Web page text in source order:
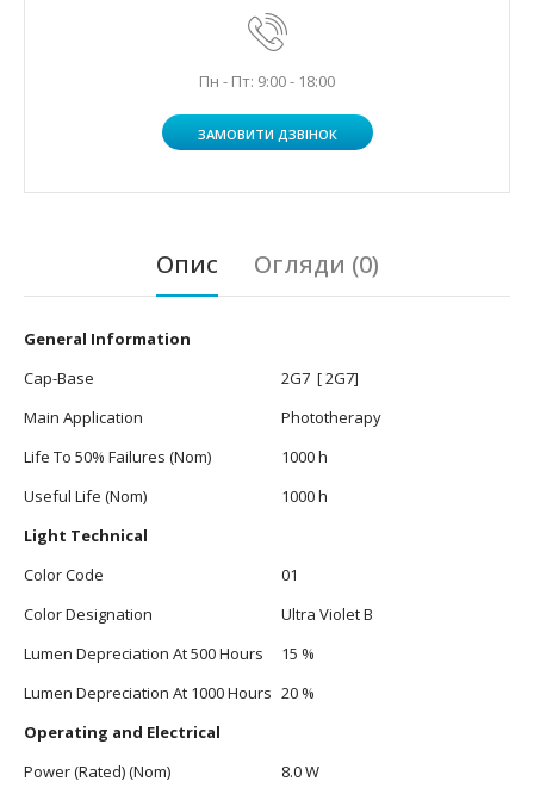
Пн - Пт: 9:00 - 18:00
ЗАМОВИТИ ДЗВІНОК
Опис Огляди (0)
General Information
Cap-Base
2G7 [ 2G7]
Main Application
Phototherapy
Life To 50% Failures (Nom)
1000 h
Useful Life (Nom)
1000 h
Light Technical
Color Code
01
Color Designation
Ultra Violet B
Lumen Depreciation At 500 Hours
15 %
Lumen Depreciation At 1000 Hours 20 %
Operating and Electrical
Power (Rated) (Nom)
8.0 W